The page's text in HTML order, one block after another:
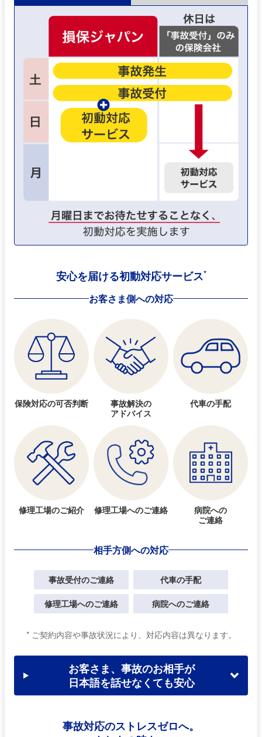
安心を届ける初動対応サービス*
お客さま側への対応
保険対応の可否判断
事故解決の
アドバイス
代車の手配
修理工場のご紹介 修理工場へのご連絡
病院への
ご連絡
相手方側への対応
事故受付のご連絡 代車の手配
修理工場へのご連絡 病院へのご連絡
* ご契約内容や事故状況により、対応内容は異なります。
お客さま、事故のお相手が
日本語を話せなくても安心
事故対応のストレスゼロへ。